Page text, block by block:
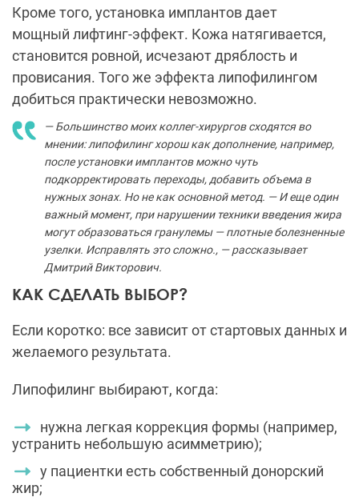
Кроме того, установка имплантов дает
мощный лифтинг-эффект. Кожа натягивается,
становится ровной, исчезают дряблость и
провисания. Того же эффекта липофилингом
добиться практически невозможно.
— Большинство моих коллег-хирургов сходятся во
мнении: липофилинг хорош как дополнение, например,
после установки имплантов можно чуть
подкорректировать переходы, добавить объема в
нужных зонах. Но не как основной метод. — И еще один
важный момент, при нарушении техники введения жира
могут образоваться гранулемы — плотные болезненные
узелки. Исправлять это сложно., — рассказывает
Дмитрий Викторович.
КАК СДЕЛАТЬ ВЫБОР?
Если коротко: все зависит от стартовых данных и
желаемого результата.
Липофилинг выбирают, когда:
нужна легкая коррекция формы (например,
устранить небольшую асимметрию);
у пациентки есть собственный донорский
жир;